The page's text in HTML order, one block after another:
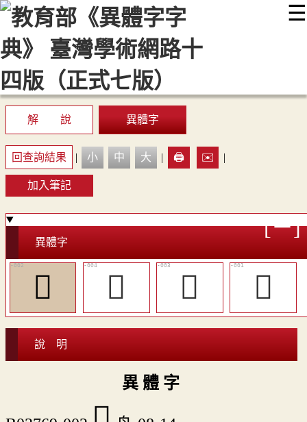
☰
::: 最新消息 常見問題 編輯說明
顯示模式
網站導覽
解 說 異體字
回查詢結果 | 小 中 大 | 🖨️ ✉️ |
加入筆記
異體字
󸜞 󸜠 󸜟 󸜝
說 明
異 體 字